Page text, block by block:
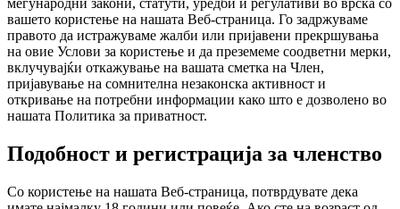
меѓународни закони, статути, уредби и регулативи во врска со
вашето користење на нашата Веб-страница. Го задржуваме
правото да истражуваме жалби или пријавени прекршувања
на овие Услови за користење и да преземеме соодветни мерки,
вклучувајќи откажување на вашата сметка на Член,
пријавување на сомнителна незаконска активност и
откривање на потребни информации како што е дозволено во
нашата Политика за приватност.
Подобност и регистрација за членство
Со користење на нашата Веб-страница, потврдувате дека